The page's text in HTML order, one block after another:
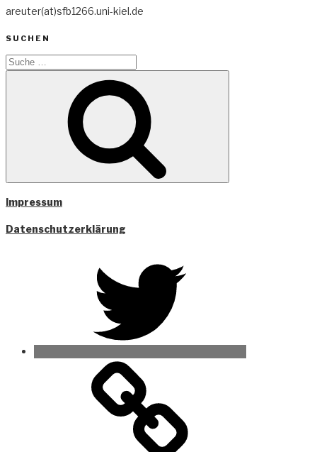
areuter(at)sfb1266.uni-kiel.de
SUCHEN
Suche
Impressum
Datenschutzerklärung